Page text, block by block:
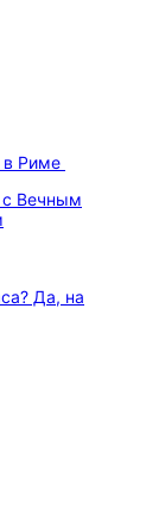
в Риме
с Вечным